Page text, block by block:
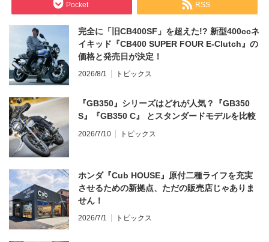
Pocket RSS
完全に「旧CB400SF」を超えた!? 新型400ccネ
イキッド『CB400 SUPER FOUR E-Clutch』の
価格と発売日が決定！
2026/8/1 トピックス
『GB350』シリーズはどれが人気？『GB350
S』『GB350 C』 とスタンダードモデルを比較
2026/7/10 トピックス
ホンダ『Cub HOUSE』原付二種ライフを充実
させるための新拠点、ただの販売店じゃありま
せん！
2026/7/1 トピックス